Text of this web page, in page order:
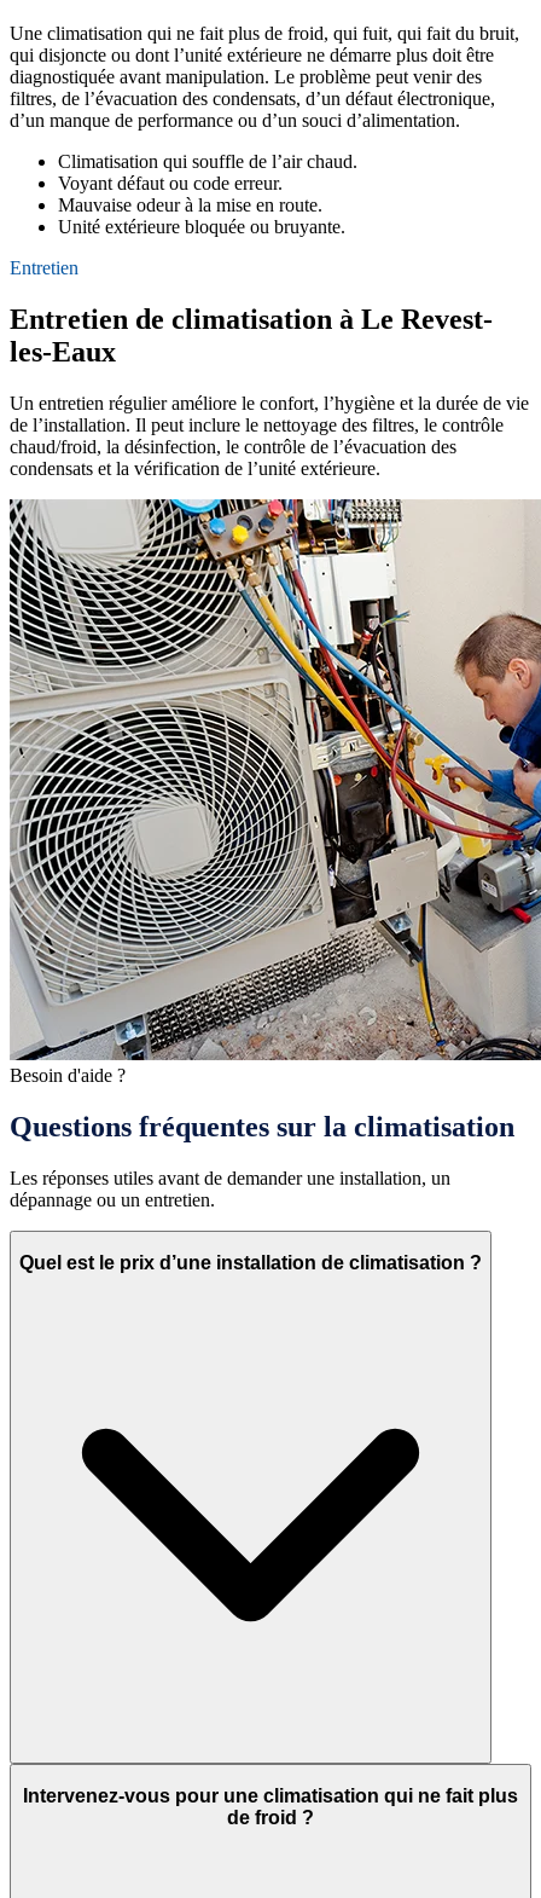
Une climatisation qui ne fait plus de froid, qui fuit, qui fait du bruit,
qui disjoncte ou dont l’unité extérieure ne démarre plus doit être
diagnostiquée avant manipulation. Le problème peut venir des
filtres, de l’évacuation des condensats, d’un défaut électronique,
d’un manque de performance ou d’un souci d’alimentation.
Climatisation qui souffle de l’air chaud.
Voyant défaut ou code erreur.
Mauvaise odeur à la mise en route.
Unité extérieure bloquée ou bruyante.
Entretien
Entretien de climatisation à Le Revest-
les-Eaux
Un entretien régulier améliore le confort, l’hygiène et la durée de vie
de l’installation. Il peut inclure le nettoyage des filtres, le contrôle
chaud/froid, la désinfection, le contrôle de l’évacuation des
condensats et la vérification de l’unité extérieure.
Besoin d'aide ?
Questions fréquentes sur la climatisation
Les réponses utiles avant de demander une installation, un
dépannage ou un entretien.
Quel est le prix d’une installation de climatisation ?
Intervenez-vous pour une climatisation qui ne fait plus
de froid ?